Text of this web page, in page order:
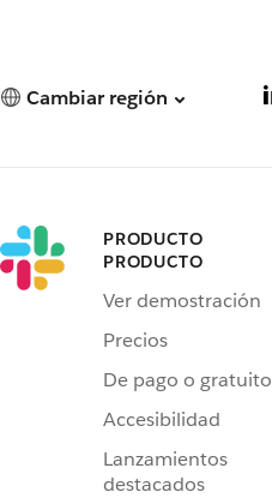
Cambiar región
PRODUCTO
PRODUCTO
Ver demostración
Precios
De pago o gratuito
Accesibilidad
Lanzamientos
destacados